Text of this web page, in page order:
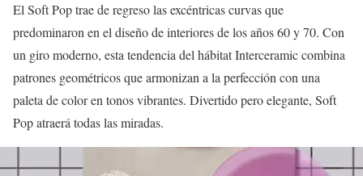
El Soft Pop trae de regreso las excéntricas curvas que
predominaron en el diseño de interiores de los años 60 y 70. Con
un giro moderno, esta tendencia del hábitat Interceramic combina
patrones geométricos que armonizan a la perfección con una
paleta de color en tonos vibrantes. Divertido pero elegante, Soft
Pop atraerá todas las miradas.